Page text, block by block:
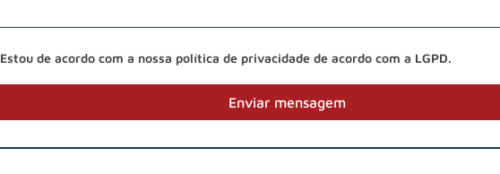
Estou de acordo com a nossa política de privacidade de acordo com a LGPD.
Enviar mensagem